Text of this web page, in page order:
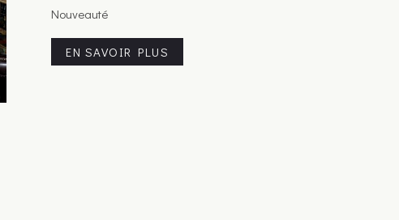
Nouveauté
EN SAVOIR PLUS